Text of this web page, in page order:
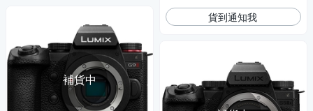
補貨中
貨到通知我